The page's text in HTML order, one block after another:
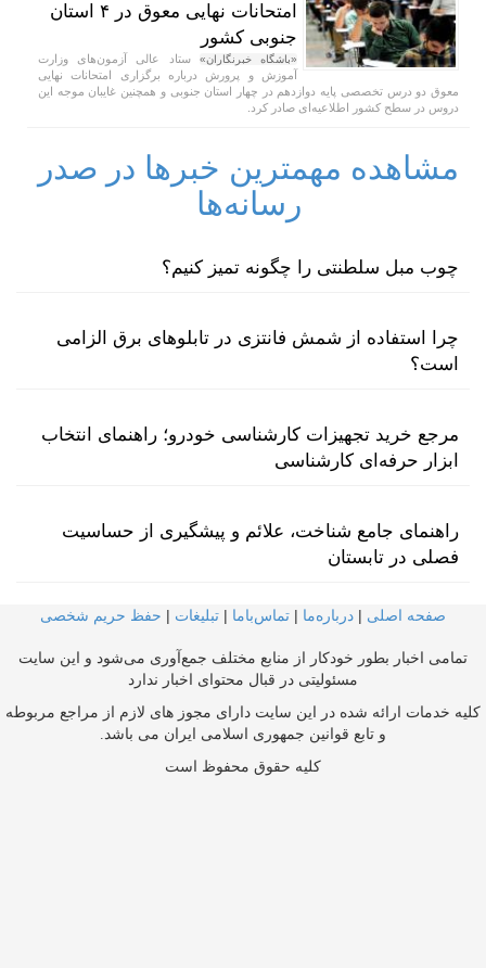
امتحانات نهایی معوق در ۴ استان
جنوبی کشور
«باشگاه خبرنگاران» ستاد عالی آزمون‌های وزارت
آموزش و پرورش درباره برگزاری امتحانات نهایی
معوق دو درس تخصصی پایه دوازدهم در چهار استان جنوبی و همچنین غایبان موجه این
دروس در سطح کشور اطلاعیه‌ای صادر کرد.
مشاهده مهمترین خبرها در صدر
رسانه‌ها
چوب مبل سلطنتی را چگونه تمیز کنیم؟
چرا استفاده از شمش فانتزی در تابلوهای برق الزامی
است؟
مرجع خرید تجهیزات کارشناسی خودرو؛ راهنمای انتخاب
ابزار حرفه‌ای کارشناسی
راهنمای جامع شناخت، علائم و پیشگیری از حساسیت
فصلی در تابستان
صفحه اصلی | درباره‌ما | تماس‌با‌ما | تبلیغات | حفظ حریم شخصی
تمامی اخبار بطور خودکار از منابع مختلف جمع‌آوری می‌شود و این سایت
مسئولیتی در قبال محتوای اخبار ندارد
کلیه خدمات ارائه شده در این سایت دارای مجوز های لازم از مراجع مربوطه
و تابع قوانین جمهوری اسلامی ایران می باشد.
کلیه حقوق محفوظ است